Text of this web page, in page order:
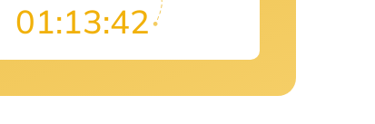
01:13:42